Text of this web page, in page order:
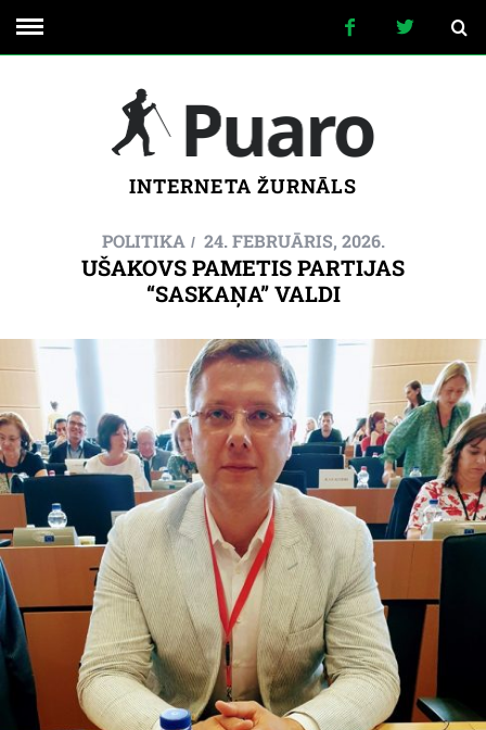
INTERNETA ŽURNĀLS
POLITIKA 24. FEBRUĀRIS, 2026.
UŠAKOVS PAMETIS PARTIJAS
“SASKAŅA” VALDI